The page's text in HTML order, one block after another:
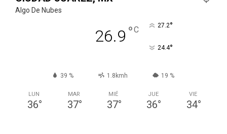
Algo De Nubes
26.9 °C 27.2°
24.4°
39 % 1.8kmh 19 %
LUN
36°
MAR
37°
MIÉ
37°
JUE
36°
VIE
34°